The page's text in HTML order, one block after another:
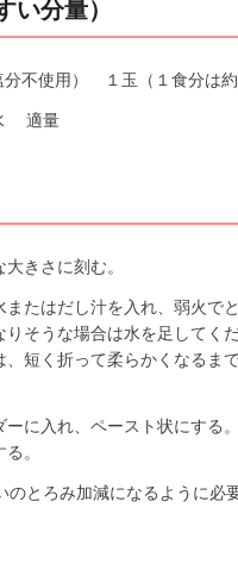
い分量）
分不使用） １玉（１食分は
適量
きさに刻む。
またはだし汁を入れ、弱火で
りそうな場合は水を足してく
、短く折って柔らかくなる
ーに入れ、ペースト状にする
。
のとろみ加減になるように必